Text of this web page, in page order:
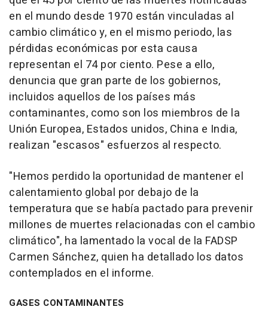
en el mundo desde 1970 están vinculadas al
cambio climático y, en el mismo periodo, las
pérdidas económicas por esta causa
representan el 74 por ciento. Pese a ello,
denuncia que gran parte de los gobiernos,
incluidos aquellos de los países más
contaminantes, como son los miembros de la
Unión Europea, Estados unidos, China e India,
realizan "escasos" esfuerzos al respecto.
"Hemos perdido la oportunidad de mantener el
calentamiento global por debajo de la
temperatura que se había pactado para prevenir
millones de muertes relacionadas con el cambio
climático", ha lamentado la vocal de la FADSP
Carmen Sánchez, quien ha detallado los datos
contemplados en el informe.
GASES CONTAMINANTES